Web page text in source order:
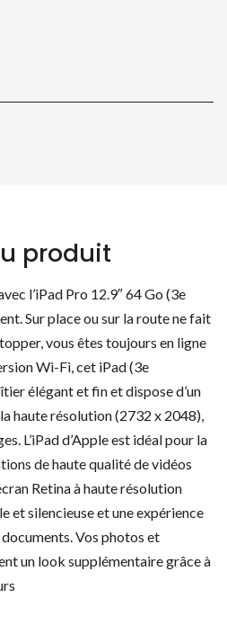
produit
l’iPad Pro 12.9″ 64 Go (3e
Sur place ou sur la route ne fait
vous êtes toujours en ligne
Wi-Fi, cet iPad (3e
élégant et fin et dispose d’un
haute résolution (2732 x 2048),
L’iPad d’Apple est idéal pour la
de haute qualité de vidéos
Retina à haute résolution
et silencieuse et une expérience
Vos photos et
un look supplémentaire grâce à